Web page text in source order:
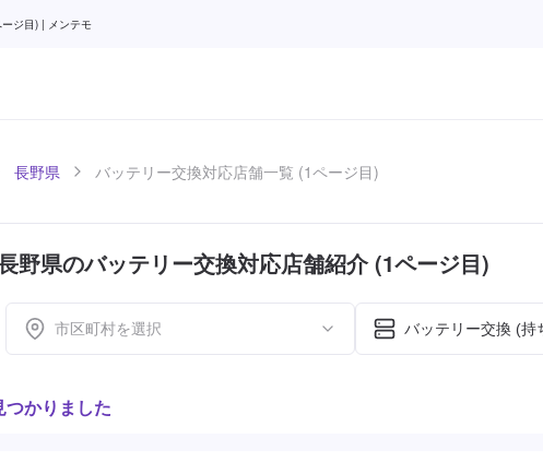
ジ目) | メンテモ
長野県 バッテリー交換対応店舗一覧 (1ページ目)
野県のバッテリー交換対応店舗紹介 (1ページ目)
市区町村を選択 バッテリー交換 (持
つかりました